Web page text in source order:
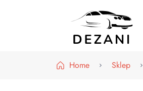
Home Sklep